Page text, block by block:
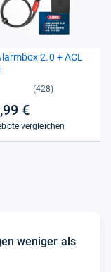
2.0 + ACL
(428)
€
vergleichen
weni­ger als